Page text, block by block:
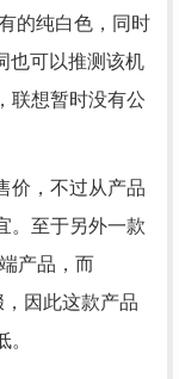
的纯白色，同时
也可以推测该机
联想暂时没有公
价，不过从产品
。至于另外一款
产品，而
因此这款产品